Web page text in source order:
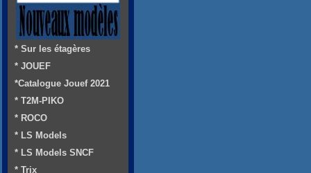
* Sur les étagères
* JOUEF
*Catalogue Jouef 2021
* T2M-PIKO
* ROCO
* LS Models
* LS Models SNCF
* Trix